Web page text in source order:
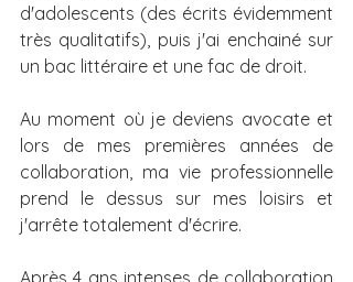
d'adolescents (des écrits évidemment
très qualitatifs), puis j'ai enchainé sur
un bac littéraire et une fac de droit.
Au moment où je deviens avocate et
lors de mes premières années de
collaboration, ma vie professionnelle
prend le dessus sur mes loisirs et
j'arrête totalement d'écrire.